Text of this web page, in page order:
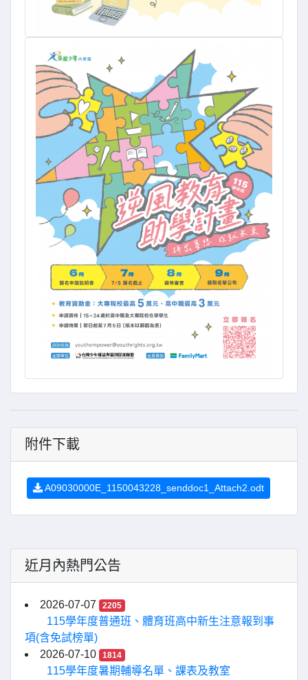
附件下載
A09030000E_1150043228_senddoc1_Attach2.odt
近月內熱門公告
2026-07-07 2205
115學年度普通班、體育班高中新生注意報到事
項(含免試榜單)
2026-07-10
1814
115學年度暑期輔導名單、課表及教室